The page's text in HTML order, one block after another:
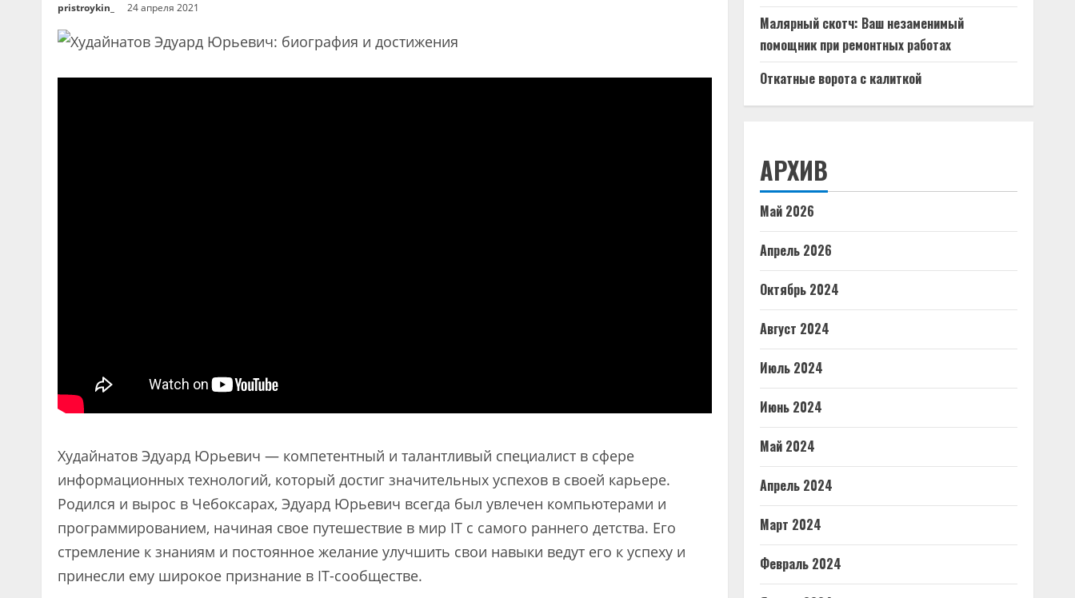
pristroykin_ 24 апреля 2021
Худайнатов Эдуард Юрьевич — компетентный и талантливый специалист в сфере
информационных технологий, который достиг значительных успехов в своей карьере.
Родился и вырос в Чебоксарах, Эдуард Юрьевич всегда был увлечен компьютерами и
программированием, начиная свое путешествие в мир IT с самого раннего детства. Его
стремление к знаниям и постоянное желание улучшить свои навыки ведут его к успеху и
принесли ему широкое признание в IT-сообществе.
Малярный скотч: Ваш незаменимый
помощник при ремонтных работах
Откатные ворота с калиткой
АРХИВ
Май 2026
Апрель 2026
Октябрь 2024
Август 2024
Июль 2024
Июнь 2024
Май 2024
Апрель 2024
Март 2024
Февраль 2024